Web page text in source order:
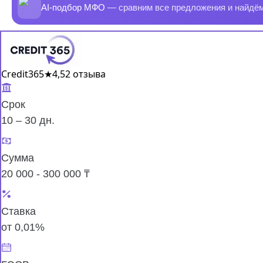
AI-подбор МФО — сравним все предложения и
Credit365★4,52 отзыва
Срок
10 – 30 дн.
Сумма
20 000 - 300 000 ₸
Ставка
от 0,01%